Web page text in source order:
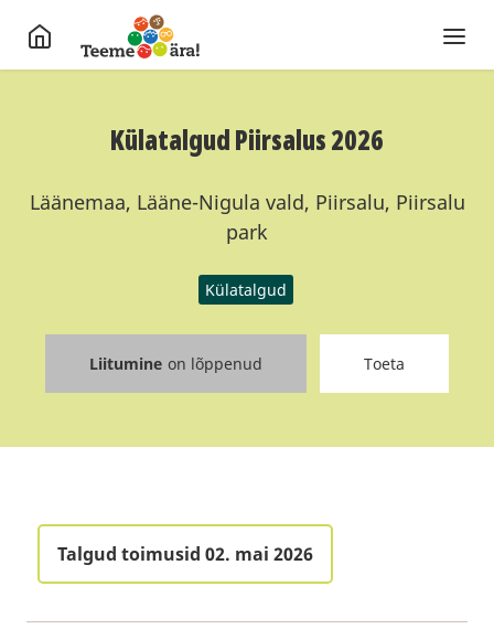
Külatalgud Piirsalus 2026
Läänemaa, Lääne-Nigula vald, Piirsalu, Piirsalu
park
Külatalgud
Liitumine on lõppenud Toeta
Talgud toimusid 02. mai 2026